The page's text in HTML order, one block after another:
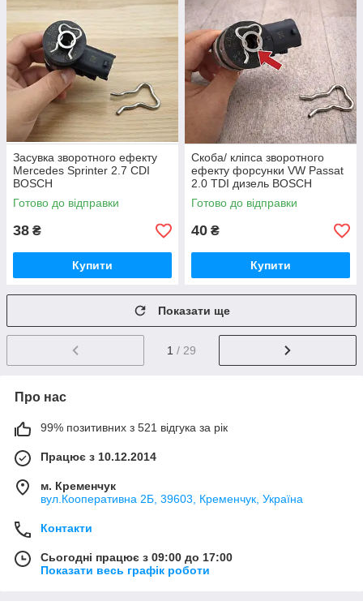
Засувка зворотного ефекту
Mercedes Sprinter 2.7 CDI
BOSCH
Готово до відправки
38 ₴
Купити
Скоба/ кліпса зворотного
ефекту форсунки VW Passat
2.0 TDI дизель BOSCH
Готово до відправки
40 ₴
Купити
Показати ще
1 / 29
Про нас
99% позитивних з 521 відгука за рік
Працює з 10.12.2014
м. Кременчук
вул.Кооперативна 2Б, 39603, Кременчук, Україна
Контакти
Сьогодні працює з 09:00 до 17:00
Показати весь графік роботи